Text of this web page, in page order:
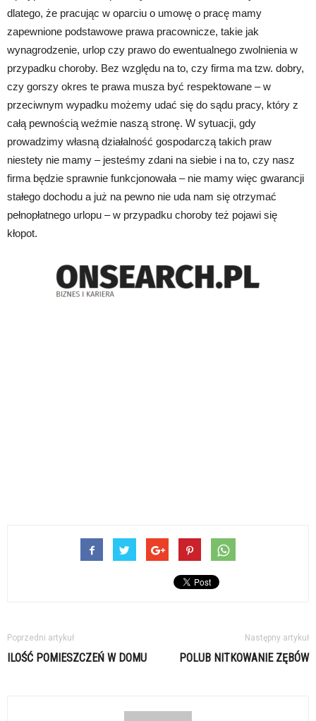
dlatego, że pracując w oparciu o umowę o pracę mamy
zapewnione podstawowe prawa pracownicze, takie jak
wynagrodzenie, urlop czy prawo do ewentualnego zwolnienia w
przypadku choroby. Bez względu na to, czy firma ma tzw. dobry,
czy gorszy okres te prawa musza być respektowane – w
przeciwnym wypadku możemy udać się do sądu pracy, który z
całą pewnością weźmie naszą stronę. W sytuacji, gdy
prowadzimy własną działalność gospodarczą takich praw
niestety nie mamy – jesteśmy zdani na siebie i na to, czy nasz
firma będzie sprawnie funkcjonowała – nie mamy więc gwarancji
stałego dochodu a już na pewno nie uda nam się otrzymać
pełnopłatnego urlopu – w przypadku choroby też pojawi się
kłopot.
Poprzedni artykuł
ILOŚĆ POMIESZCZEŃ W DOMU
Następny artykuł
POLUB NITKOWANIE ZĘBÓW